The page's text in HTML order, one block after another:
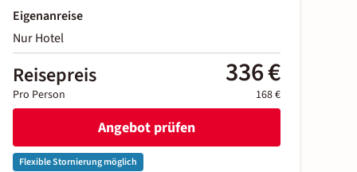
Eigenanreise
Nur Hotel
Reisepreis 336 €
Pro Person 168 €
Angebot prüfen
Flexible Stornierung möglich